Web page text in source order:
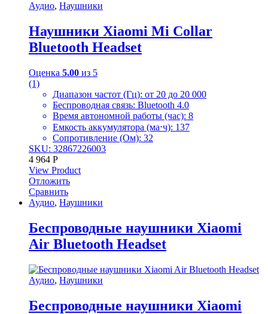
Аудио, Наушники
Наушники Xiaomi Mi Collar
Bluetooth Headset
Оценка 5.00 из 5
(1)
Диапазон частот (Гц): от 20 до 20 000
Беспроводная связь: Bluetooth 4.0
Время автономной работы (час): 8
Емкость аккумулятора (ма⋅ч): 137
Сопротивление (Ом): 32
SKU: 32867226003
4 964 Р
View Product
Отложить
Сравнить
Аудио, Наушники
Беспроводные наушники Xiaomi
Air Bluetooth Headset
Аудио, Наушники
Беспроводные наушники Xiaomi